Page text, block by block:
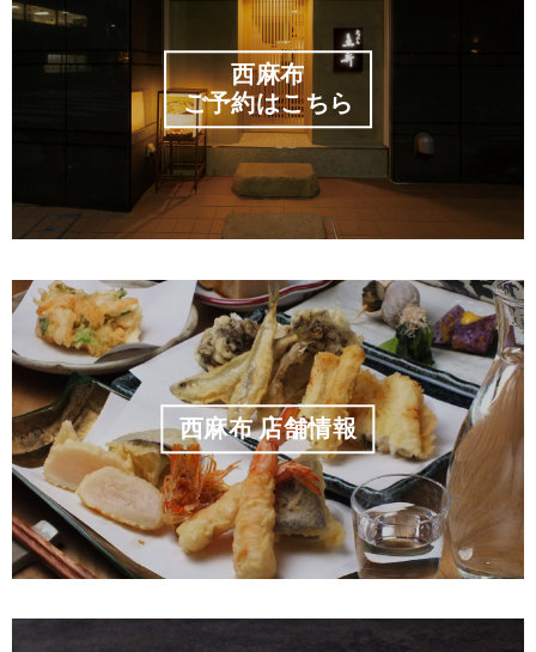
西麻布
ご予約はこちら
西麻布 店舗情報